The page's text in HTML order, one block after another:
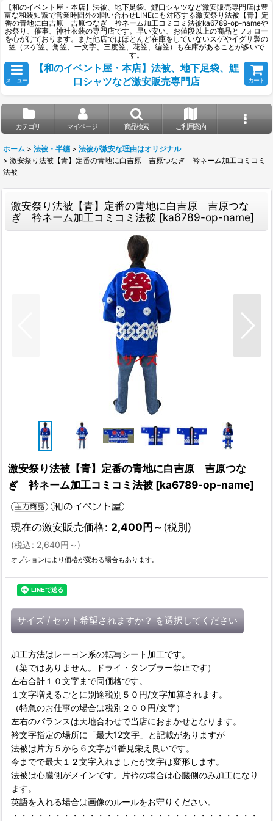
【和のイベント屋・本店】法被、地下足袋、鯉口シャツなど激安販売専門店は豊
富な和装知識で営業時間外の問い合わせLINEにも対応する激安祭り法被【青】定
番の青地に白吉原 吉原つなぎ 衿ネーム加工コミコミ法被ka6789-op-nameや
お祭り、催事、神社衣装の専門店です。早い安い、お値段以上の商品とフォロー
を心がけております。また他店ではほとんど在庫をしていないスゲやイグサ製の
笠（スゲ笠、角笠、一文字、三度笠、花笠、編笠）も在庫があることが多いで
す。
メニュー
【和のイベント屋・本店】法被、地下足袋、鯉
口シャツなど激安販売専門店
カート
カテゴリ マイページ 商品検索 ご利用案内
ホーム > 法被・半纏 > 法被が激安な理由はオリジナル
> 激安祭り法被【青】定番の青地に白吉原 吉原つなぎ 衿ネーム加工コミコミ
法被
激安祭り法被【青】定番の青地に白吉原 吉原つな
ぎ 衿ネーム加工コミコミ法被 [ka6789-op-name]
激安祭り法被【青】定番の青地に白吉原 吉原つな
ぎ 衿ネーム加工コミコミ法被 [ka6789-op-name]
現在の激安販売価格: 2,400円～(税別)
(税込: 2,640円 ～ )
オプションにより価格が変わる場合もあります。
サイズ / セット希望されますか？ を選択してください
加工方法はレーヨン系の転写シート加工です。
（染ではありません。ドライ・タンブラー禁止です）
左右合計１０文字まで同価格です。
１文字増えるごとに別途税別５０円/文字加算されます。
（特急のお仕事の場合は税別２００円/文字）
左右のバランスは天地合わせで当店におまかせとなります。
衿文字指定の場所に「最大12文字」と記載がありますが
法被は片方５から６文字が1番見栄え良いです。
今までで最大１２文字入れましたが文字は変形します。
法被は心臓側がメインです。片衿の場合は心臓側のみ加工になり
ます。
英語を入れる場合は画像のルールをお守りください。
・・・・・・・・・・・・・・・・・・・・・・・・・・・・・